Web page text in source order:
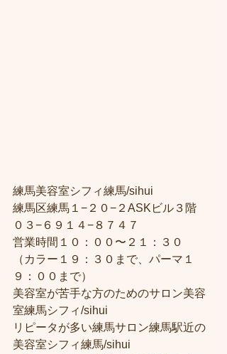
練馬美容室シフィ練馬/sihui
練馬区練馬１−２０−２ASKビル３階
０３−６９１４−８７４７
営業時間１０：００〜２１：３０
（カラー１９：３０まで、パーマ１
９：００まで）
美容室が苦手な方のためのサロン美容
室練馬シフィ/sihui
リピータが多い練馬サロン練馬駅近の
美容室シフィ練馬/sihui